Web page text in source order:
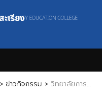
เรียง EDUCATION COLLEGE
> ข่าวกิจกรรม > วิทยาลัยการอาชีพแม่สะเรียง ได้จัดการแข่งขันประกวดสิ่งประดิษฐ์ของคนรุ่นใหม่ ระดับสถานศึกษา ประจำปีการศึกษา 2567